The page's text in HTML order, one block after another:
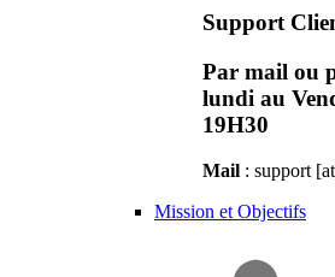
Support
Par mail ou
lundi au
19H30
Mail : support
Mission et Objectifs